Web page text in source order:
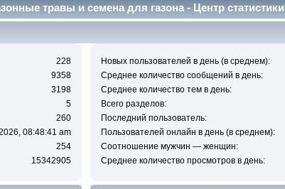
травы и семена для газона - Центр статистики
228
9358
3198
5
260
08:48:41 am
254
15342905
Новых пользователей в день (в среднем):
Среднее количество сообщений в день:
Среднее количество тем в день:
Всего разделов:
Последний пользователь:
Пользователей онлайн в день (в среднем):
Соотношение мужчин — женщин:
Среднее количество просмотров в день: